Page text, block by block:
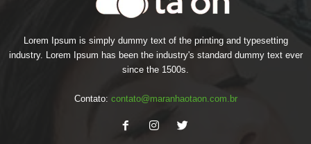
Lorem Ipsum is simply dummy text of the printing and typesetting
industry. Lorem Ipsum has been the industry's standard dummy text ever
since the 1500s.
Contato: contato@maranhaotaon.com.br